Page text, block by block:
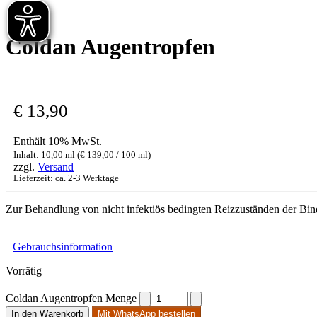
Coldan Augentropfen
€ 13,90
Enthält 10% MwSt.
Inhalt: 10,00 ml (€ 139,00 / 100 ml)
zzgl. Versand
Lieferzeit: ca. 2-3 Werktage
Zur Behandlung von nicht infektiös bedingten Reizzuständen der
Gebrauchsinformation
Vorrätig
Coldan Augentropfen Menge
In den Warenkorb Mit WhatsApp bestellen